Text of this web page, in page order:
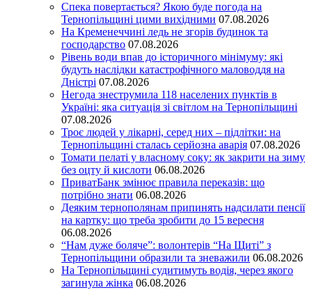
Спека повертається? Якою буде погода на
Тернопільщині цими вихідними 07.08.2026
На Кременеччині ледь не згорів будинок та
господарство 07.08.2026
Рівень води впав до історичного мінімуму: які
будуть наслідки катастрофічного маловоддя на
Дністрі 07.08.2026
Негода знеструмила 118 населених пунктів в
Україні: яка ситуація зі світлом на Тернопільщині
07.08.2026
Троє людей у лікарні, серед них – підлітки: на
Тернопільщині сталась серйозна аварія 07.08.2026
Томати пелаті у власному соку: як закрити на зиму
без оцту й кислоти 06.08.2026
ПриватБанк змінює правила переказів: що
потрібно знати 06.08.2026
Деяким тернополянам припинять надсилати пенсії
на картку: що треба зробити до 15 вересня
06.08.2026
“Нам дуже боляче”: волонтерів “На Щиті” з
Тернопільщини образили та зневажили 06.08.2026
На Тернопільщині судитимуть водія, через якого
загинула жінка 06.08.2026